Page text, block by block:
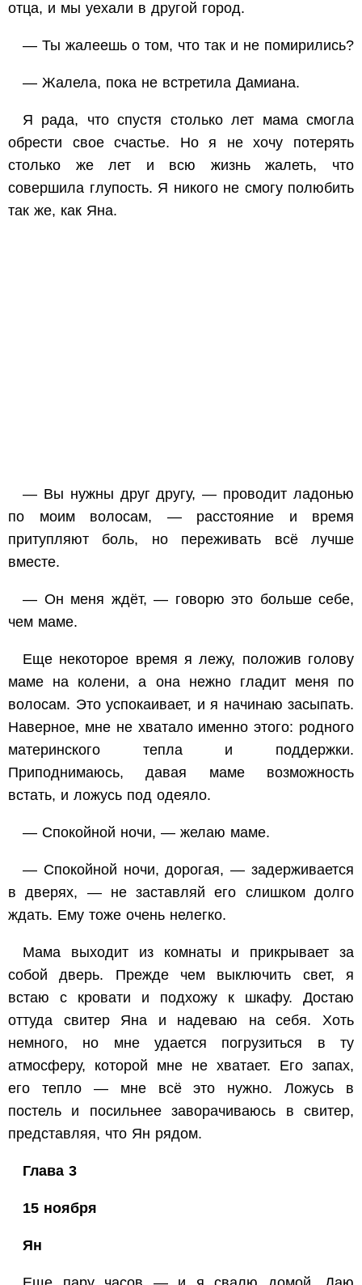
отца, и мы уехали в другой город.
— Ты жалеешь о том, что так и не помирились?
— Жалела, пока не встретила Дамиана.
Я рада, что спустя столько лет мама смогла
обрести свое счастье. Но я не хочу потерять
столько же лет и всю жизнь жалеть, что
совершила глупость. Я никого не смогу полюбить
так же, как Яна.
— Вы нужны друг другу, — проводит ладонью
по моим волосам, — расстояние и время
притупляют боль, но переживать всё лучше
вместе.
— Он меня ждёт, — говорю это больше себе,
чем маме.
Еще некоторое время я лежу, положив голову
маме на колени, а она нежно гладит меня по
волосам. Это успокаивает, и я начинаю засыпать.
Наверное, мне не хватало именно этого: родного
материнского тепла и поддержки.
Приподнимаюсь, давая маме возможность
встать, и ложусь под одеяло.
— Спокойной ночи, — желаю маме.
— Спокойной ночи, дорогая, — задерживается
в дверях, — не заставляй его слишком долго
ждать. Ему тоже очень нелегко.
Мама выходит из комнаты и прикрывает за
собой дверь. Прежде чем выключить свет, я
встаю с кровати и подхожу к шкафу. Достаю
оттуда свитер Яна и надеваю на себя. Хоть
немного, но мне удается погрузиться в ту
атмосферу, которой мне не хватает. Его запах,
его тепло — мне всё это нужно. Ложусь в
постель и посильнее заворачиваюсь в свитер,
представляя, что Ян рядом.
Глава 3
15 ноября
Ян